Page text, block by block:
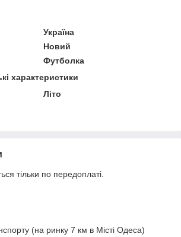
Україна
Новий
Футболка
характеристики
Літо
тільки по передоплаті.
(на ринку 7 км в Місті Одеса)